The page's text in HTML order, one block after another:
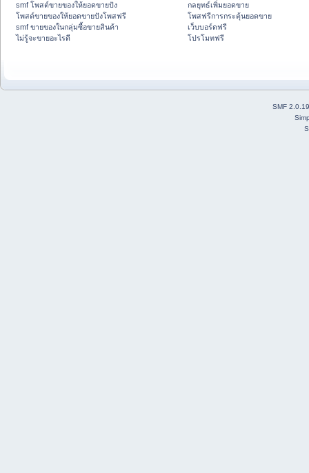
smf โพสต์ขายของให้ยอดขายปัง
โพสต์ขายของให้ยอดขายปังโพสฟรี
smf ขายของในกลุ่มซื้อขายสินค้า
ไม่รู้จะขายอะไรดี
กลยุทธ์เพิ่มยอดขาย
โพสฟรีการกระตุ้นยอดขาย
เว็บบอร์ดฟรี
โปรโมทฟรี
SMF 2.0.19